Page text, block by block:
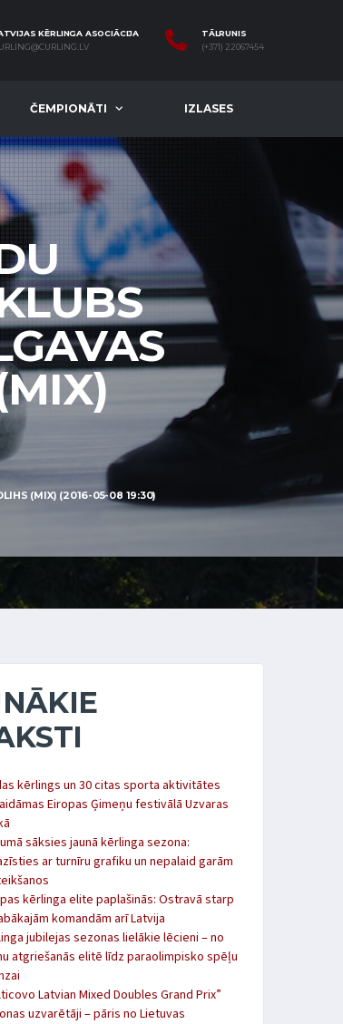
KĒRLINGA ASOCIĀCIJA
TĀLRUNIS
(+371) 22067454
ČEMPIONĀTI IZLASES
(MIX) (2016-05-08 19:30)
kērlings un 30 citas sporta aktivitātes
Eiropas Ģimeņu festivālā Uzvaras
sāksies jaunā kērlinga sezona:
ar turnīru grafiku un nepalaid garām
kērlinga elite paplašinās: Ostravā starp
komandām arī Latvija
jubilejas sezonas lielākie lēcieni – no
atgriešanās elitē līdz paraolimpisko spēļu
Latvian Mixed Doubles Grand Prix”
uzvarētāji – pāris no Lietuvas